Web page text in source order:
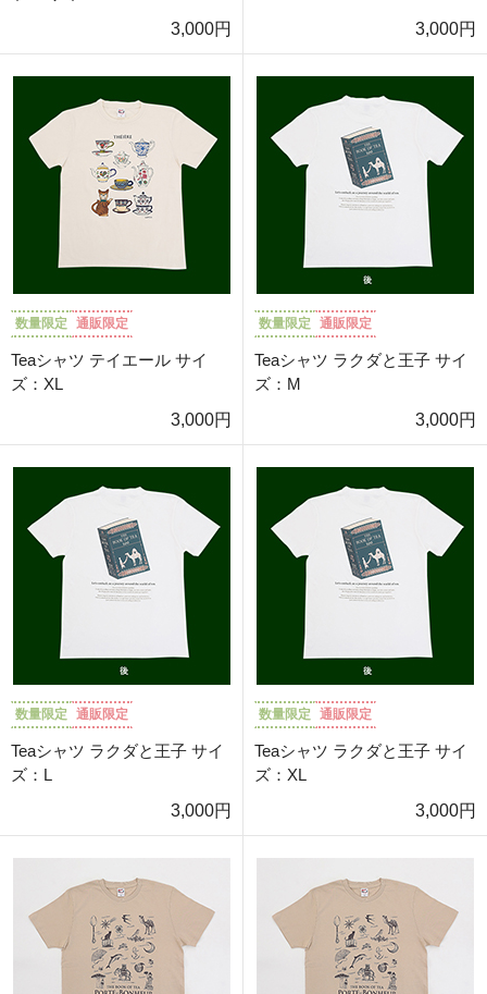
3,000円
3,000円
数量限定 通販限定
Teaシャツ テイエール サイ
ズ：XL
3,000円
数量限定 通販限定
Teaシャツ ラクダと王子 サイ
ズ：M
3,000円
数量限定 通販限定
Teaシャツ ラクダと王子 サイ
ズ：L
3,000円
数量限定 通販限定
Teaシャツ ラクダと王子 サイ
ズ：XL
3,000円